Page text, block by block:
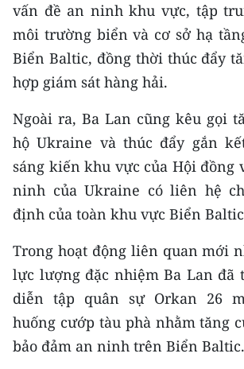
Đồng bằng sông Hồng
Bắc Trung Bộ
Duyên hải Nam Trung Bộ và Tây
Nguyên
Đông Nam Bộ
Đồng bằng sông Cửu Long
Chuyên trang Hà Nội
Chuyên trang TP. Hồ Chí Minh
CHUYÊN ĐỀ
CÁC CHUYÊN TRANG
vấn đề an ninh khu vực, tập
môi trường biển và cơ sở hạ
Biển Baltic, đồng thời thúc đẩy
hợp giám sát hàng hải.
Ngoài ra, Ba Lan cũng kêu gọi
hộ Ukraine và thúc đẩy gắn
sáng kiến khu vực của Hội đồng
ninh của Ukraine có liên hệ
định của toàn khu vực Biển
Trong hoạt động liên quan mới
lực lượng đặc nhiệm Ba Lan đã
diễn tập quân sự Orkan 26
huống cướp tàu phà nhằm tăng
bảo đảm an ninh trên Biển Baltic.